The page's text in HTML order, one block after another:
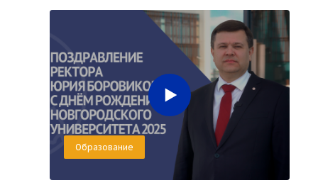
Образование